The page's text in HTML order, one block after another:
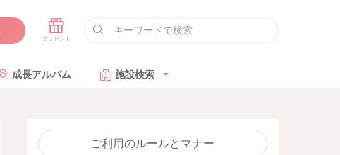
成長アルバム 施設検索
ご利用のルールとマナー